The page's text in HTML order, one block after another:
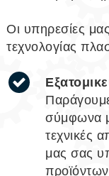
Οι υπηρεσίες
τεχνολογίας
σύμφωνα
τεχνικές
μας σας